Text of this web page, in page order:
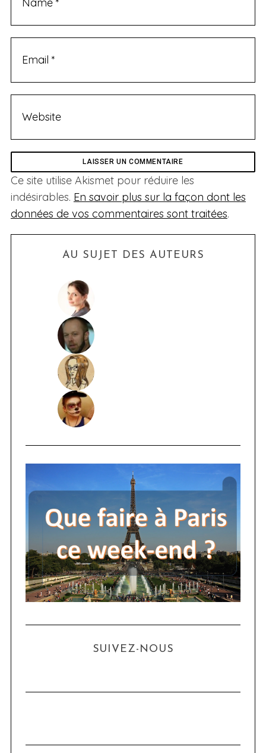
Ce site utilise Akismet pour réduire les
indésirables. En savoir plus sur la façon dont les
données de vos commentaires sont traitées.
AU SUJET DES AUTEURS
SUIVEZ-NOUS